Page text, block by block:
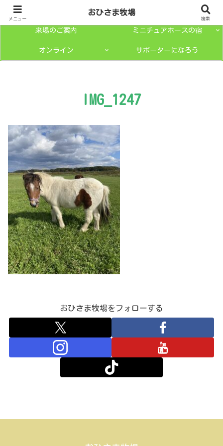
ミニチュアホースとは？
来場のご案内 ミニチュアホースの宿
オンライン サポーターになろう
IMG_1247
おひさま牧場をフォローする
メニュー
おひさま牧場
検索